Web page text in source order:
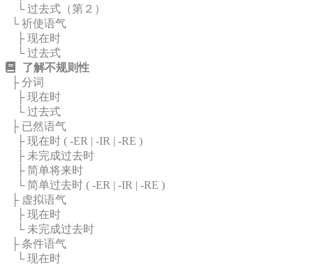
└ 过去式（第２）
└ 祈使语气
├ 现在时
└ 过去式
了解不规则性
├ 分词
├ 现在时
└ 过去式
├ 已然语气
├ 现在时 ( -ER | -IR | -RE )
├ 未完成过去时
├ 简单将来时
└ 简单过去时 ( -ER | -IR | -RE )
├ 虚拟语气
├ 现在时
└ 未完成过去时
├ 条件语气
└ 现在时